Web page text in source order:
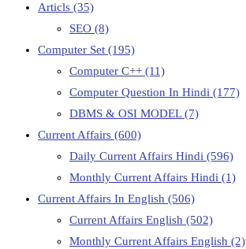
Articls (35)
SEO (8)
Computer Set (195)
Computer C++ (11)
Computer Question In Hindi (177)
DBMS & OSI MODEL(7)
Current Affairs (600)
Daily Current Affairs Hindi (596)
Monthly Current Affairs Hindi (1)
Current Affairs In English (506)
Current Affairs English (502)
Monthly Current Affairs English (2)